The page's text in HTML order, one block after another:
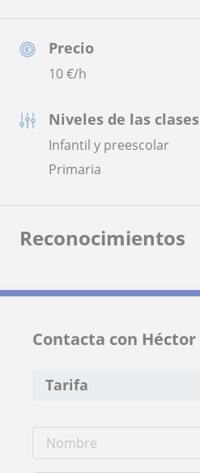
Precio
10€/h
Niveles de las clases
Infantil y preescolar
Primaria
Reconocimientos
Contacta con Héctor
Tarifa